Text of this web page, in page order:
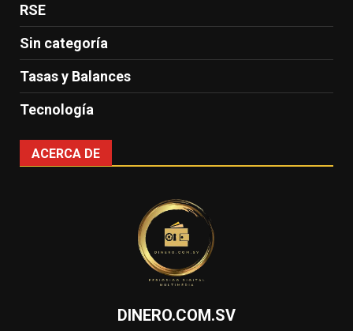
RSE
Sin categoría
Tasas y Balances
Tecnología
ACERCA DE
DINERO.COM.SV